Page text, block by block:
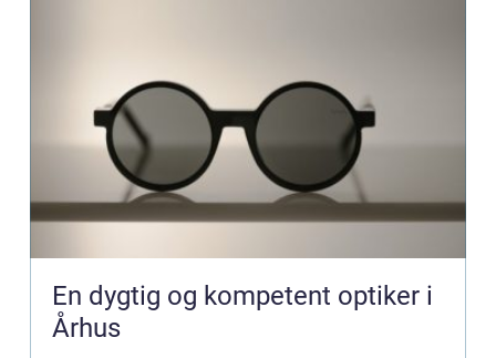
En dygtig og kompetent optiker i
Århus